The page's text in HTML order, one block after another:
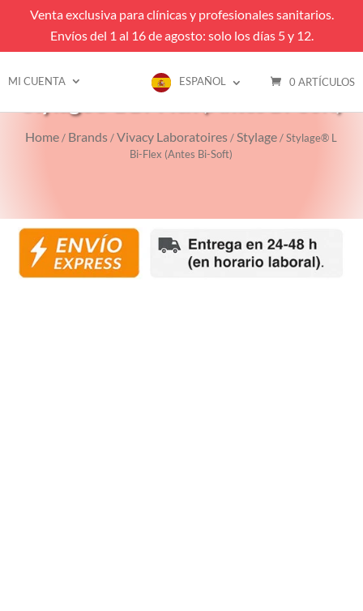
Venta exclusiva para clínicas y profesionales sanitarios.
Envíos del 1 al 16 de agosto: solo los días 5 y 12.
MI CUENTA ESPAÑOL 0 ARTÍCULOS
Stylage® L Bi-Flex (Antes Bi-Soft)
Home/ Brands/Vivacy Laboratoires/Stylage/ Stylage® L
Bi-Flex (Antes Bi-Soft)